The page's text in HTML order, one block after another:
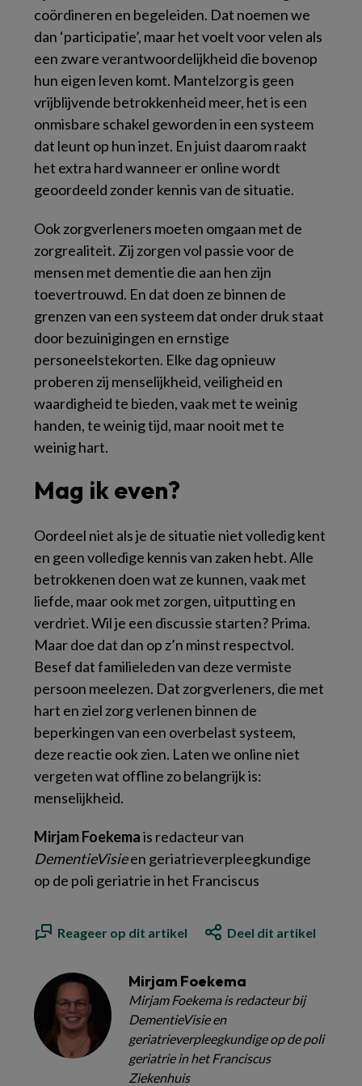
coördineren en begeleiden. Dat noemen we
dan ‘participatie’, maar het voelt voor velen als
een zware verantwoordelijkheid die bovenop
hun eigen leven komt. Mantelzorg is geen
vrijblijvende betrokkenheid meer, het is een
onmisbare schakel geworden in een systeem
dat leunt op hun inzet. En juist daarom raakt
het extra hard wanneer er online wordt
geoordeeld zonder kennis van de situatie.
Ook zorgverleners moeten omgaan met de
zorgrealiteit. Zij zorgen vol passie voor de
mensen met dementie die aan hen zijn
toevertrouwd. En dat doen ze binnen de
grenzen van een systeem dat onder druk staat
door bezuinigingen en ernstige
personeelstekorten. Elke dag opnieuw
proberen zij menselijkheid, veiligheid en
waardigheid te bieden, vaak met te weinig
handen, te weinig tijd, maar nooit met te
weinig hart.
Mag ik even?
Oordeel niet als je de situatie niet volledig kent
en geen volledige kennis van zaken hebt. Alle
betrokkenen doen wat ze kunnen, vaak met
liefde, maar ook met zorgen, uitputting en
verdriet. Wil je een discussie starten? Prima.
Maar doe dat dan op z’n minst respectvol.
Besef dat familieleden van deze vermiste
persoon meelezen. Dat zorgverleners, die met
hart en ziel zorg verlenen binnen de
beperkingen van een overbelast systeem,
deze reactie ook zien. Laten we online niet
vergeten wat offline zo belangrijk is:
menselijkheid.
Mirjam Foekemais redacteur van
DementieVisieen geriatrieverpleegkundige
op de poli geriatrie in het Franciscus
Reageer op dit artikel Deel dit artikel
Mirjam Foekema
Mirjam Foekema is redacteur bij
DementieVisie en
geriatrieverpleegkundige op de poli
geriatrie in het Franciscus
Ziekenhuis